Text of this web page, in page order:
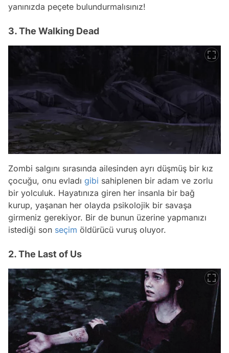
yanınızda peçete bulundurmalısınız!
3. The Walking Dead
Zombi salgını sırasında ailesinden ayrı düşmüş bir kız
çocuğu, onu evladı gibi sahiplenen bir adam ve zorlu
bir yolculuk. Hayatınıza giren her insanla bir bağ
kurup, yaşanan her olayda psikolojik bir savaşa
girmeniz gerekiyor. Bir de bunun üzerine yapmanızı
istediği son seçim öldürücü vuruş oluyor.
2. The Last of Us